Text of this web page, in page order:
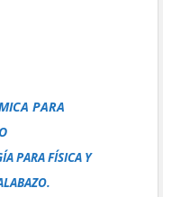
PARA
PARA FÍSICA Y